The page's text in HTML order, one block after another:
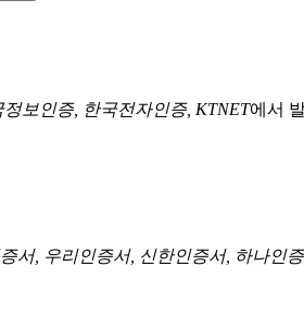
보인증, 한국전자인증, KTNET에서
서, 우리인증서, 신한인증서, 하나인